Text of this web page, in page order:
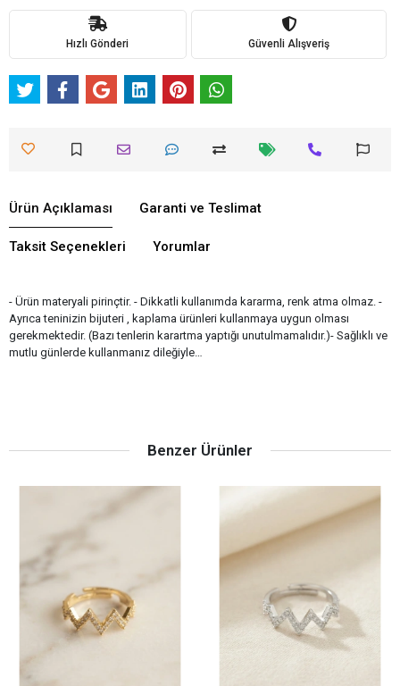
Hızlı Gönderi Güvenli Alışveriş
Ürün Açıklaması Garanti ve Teslimat
Taksit Seçenekleri Yorumlar
- Ürün materyali pirinçtir. - Dikkatli kullanımda kararma, renk atma olmaz. -
Ayrıca teninizin bijuteri , kaplama ürünleri kullanmaya uygun olması
gerekmektedir. (Bazı tenlerin karartma yaptığı unutulmamalıdır.)- Sağlıklı ve
mutlu günlerde kullanmanız dileğiyle…
Benzer Ürünler